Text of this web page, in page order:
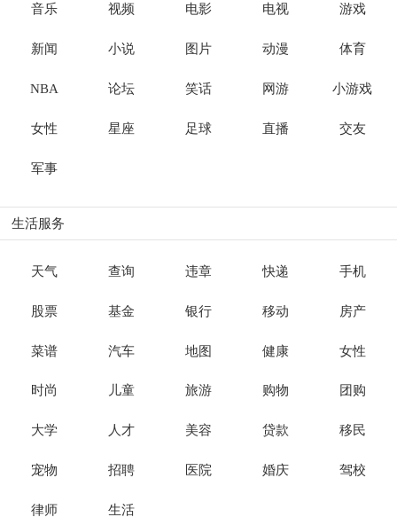
音乐 视频 电影 电视 游戏
新闻 小说 图片 动漫 体育
NBA 论坛 笑话 网游 小游戏
女性 星座 足球 直播 交友
军事
生活服务
天气 查询 违章 快递 手机
股票 基金 银行 移动 房产
菜谱 汽车 地图 健康 女性
时尚 儿童 旅游 购物 团购
大学 人才 美容 贷款 移民
宠物 招聘 医院 婚庆 驾校
律师 生活